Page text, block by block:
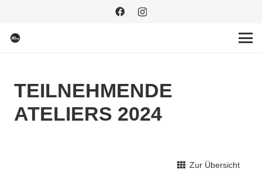
TEILNEHMENDE
ATELIERS 2024
Zur Übersicht